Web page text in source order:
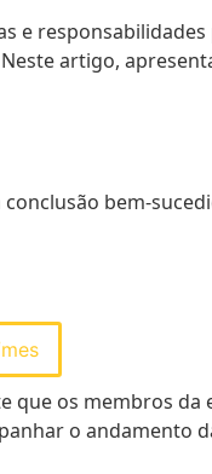
e
artigo,
bem-
os membros da
o andamento